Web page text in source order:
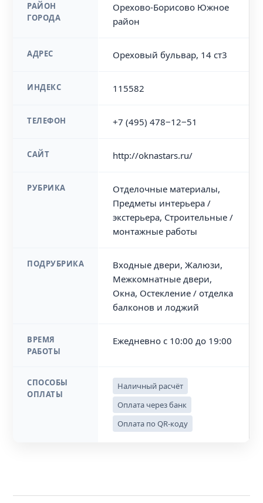
РАЙОН
ГОРОДА
Орехово-Борисово Южное
район
АДРЕС Ореховый бульвар, 14 ст3
ИНДЕКС 115582
ТЕЛЕФОН +7 (495) 478‒12‒51
САЙТ http://oknastars.ru/
РУБРИКА
Отделочные материалы,
Предметы интерьера /
экстерьера, Строительные /
монтажные работы
ПОДРУБРИКА
Входные двери, Жалюзи,
Межкомнатные двери,
Окна, Остекление / отделка
балконов и лоджий
ВРЕМЯ
РАБОТЫ
Ежедневно с 10:00 до 19:00
СПОСОБЫ
ОПЛАТЫ
Наличный расчёт
Оплата через банк
Оплата по QR-коду